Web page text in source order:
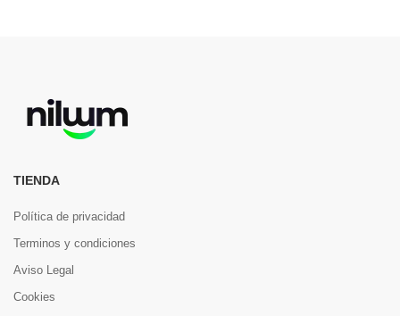
TIENDA
Política de privacidad
Terminos y condiciones
Aviso Legal
Cookies